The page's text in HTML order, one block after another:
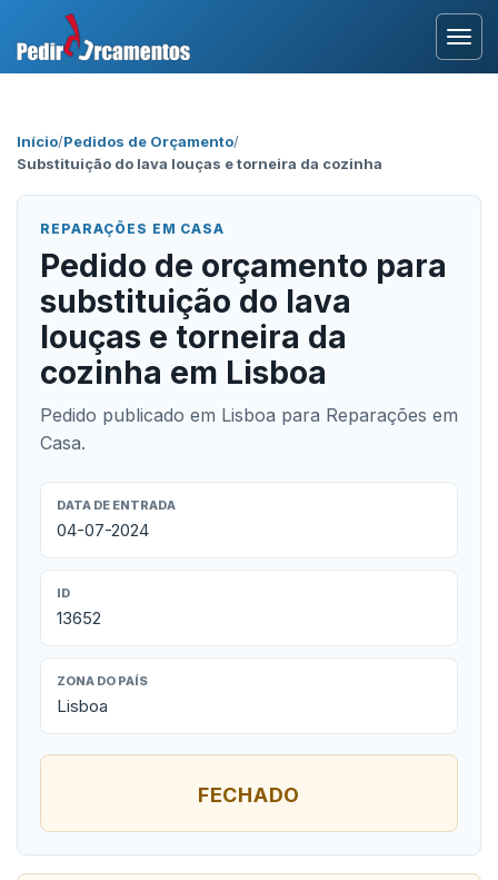
Início/Pedidos de Orçamento/
Substituição do lava louças e torneira da cozinha
REPARAÇÕES EM CASA
Pedido de orçamento para
substituição do lava
louças e torneira da
cozinha em Lisboa
Pedido publicado em Lisboa para Reparações em
Casa.
DATA DE ENTRADA
04-07-2024
ID
13652
ZONA DO PAÍS
Lisboa
FECHADO
Área Profissional
Como Funciona?
Testemunhos